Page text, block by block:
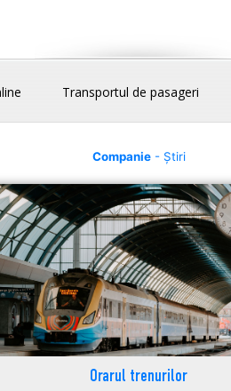
Transportul de pasageri
Companie- Știri
Orarul trenurilor